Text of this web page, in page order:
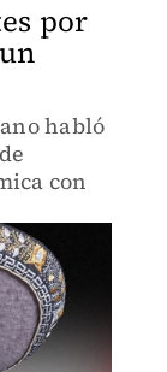
por
habló
con